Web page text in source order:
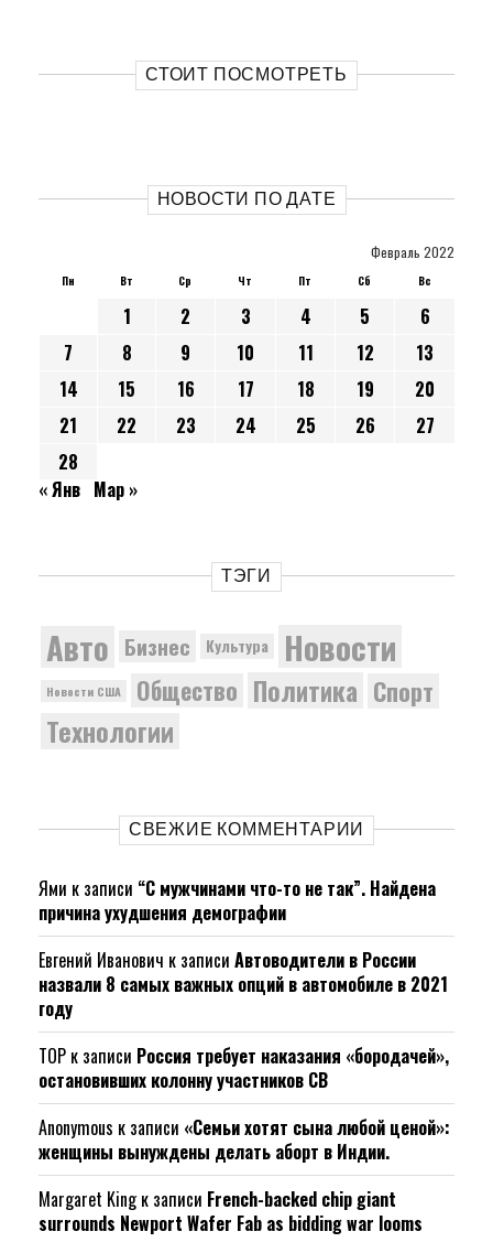
СТОИТ ПОСМОТРЕТЬ
НОВОСТИ ПО ДАТЕ
Февраль 2022
Пн Вт Ср Чт Пт Сб Вс
1 2 3 4 5
6
7
8 9 10 11 12
13
14
15 16 17 18 19
20
21
22 23 24 25 26
27
28
« Янв Мар »
ТЭГИ
Авто Бизнес Культура Новости
Новости США Общество Политика Спорт
Технологии
СВЕЖИЕ КОММЕНТАРИИ
Ями к записи “С мужчинами что-то не так”. Найдена
причина ухудшения демографии
Евгений Иванович к записи Автоводители в России
назвали 8 самых важных опций в автомобиле в 2021
году
ТОР к записи Россия требует наказания «бородачей»,
остановивших колонну участников СВ
Anonymous к записи «Семьи хотят сына любой ценой»:
женщины вынуждены делать аборт в Индии.
Margaret Kingк записи French-backed chip giant
surrounds Newport Wafer Fab as bidding war looms